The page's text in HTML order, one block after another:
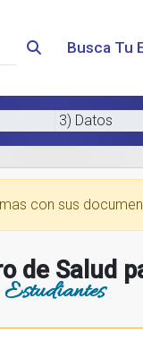
Busca Tu
3) Datos
con sus
de Salud
Estudiantes